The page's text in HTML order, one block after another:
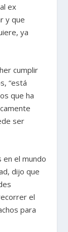
ex
y que
ya
cumplir
“está
que ha
ser
en el mundo
dijo que
el
para